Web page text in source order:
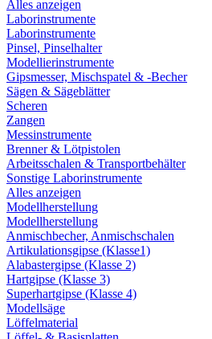
Alles anzeigen
Laborinstrumente
Laborinstrumente
Pinsel, Pinselhalter
Modellierinstrumente
Gipsmesser, Mischspatel & -Becher
Sägen & Sägeblätter
Scheren
Zangen
Messinstrumente
Brenner & Lötpistolen
Arbeitsschalen & Transportbehälter
Sonstige Laborinstrumente
Alles anzeigen
Modellherstellung
Modellherstellung
Anmischbecher, Anmischschalen
Artikulationsgipse (Klasse1)
Alabastergipse (Klasse 2)
Hartgipse (Klasse 3)
Superhartgipse (Klasse 4)
Modellsäge
Löffelmaterial